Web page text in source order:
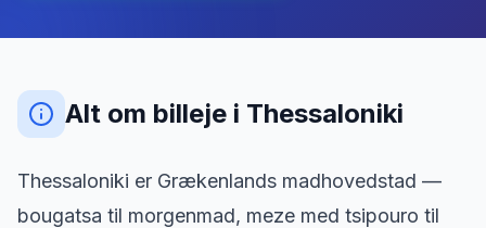
Alt om billeje i Thessaloniki
Thessaloniki er Grækenlands madhovedstad —
bougatsa til morgenmad, meze med tsipouro til